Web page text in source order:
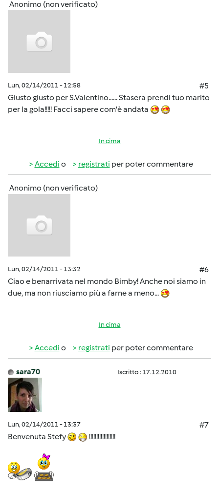
Anonimo (non verificato)
Lun, 02/14/2011 - 12:58
#5
Giusto giusto per S.Valentino...... Stasera prendi tuo marito
per la gola!!!!! Facci sapere com'è andata
In cima
Accedi o registrati per poter commentare
Anonimo (non verificato)
Lun, 02/14/2011 - 13:32
#6
Ciao e benarrivata nel mondo Bimby! Anche noi siamo in
due, ma non riusciamo più a farne a meno...
In cima
Accedi o registrati per poter commentare
sara70 Iscritto : 17.12.2010
Lun, 02/14/2011 - 13:37
#7
Benvenuta Stefy
!!!!!!!!!!!!!!!!!!